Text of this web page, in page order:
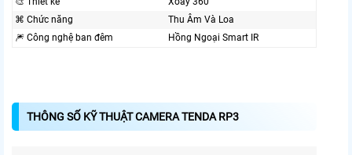
⌘ Chức năng
Thu Âm Và Loa
🎆 Công nghệ ban đêm
Hồng Ngoại Smart IR
THÔNG SỐ KỸ THUẬT CAMERA TENDA RP3